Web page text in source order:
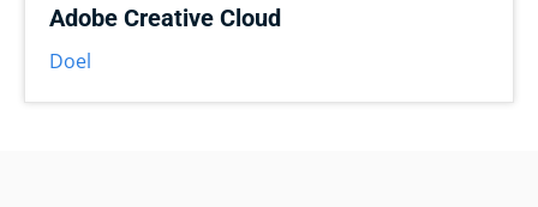
Adobe Creative Cloud
Doel